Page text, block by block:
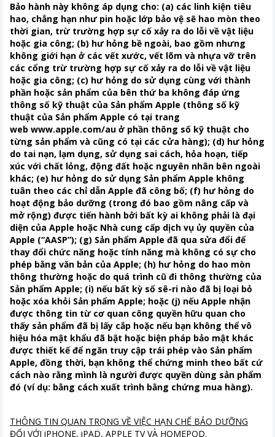
Bảo hành này không áp dụng cho: (a) các linh kiện tiêu
hao, chẳng hạn như pin hoặc lớp bảo vệ sẽ hao mòn theo
thời gian, trừ trường hợp sự cố xảy ra do lỗi về vật liệu
hoặc gia công; (b) hư hỏng bề ngoài, bao gồm nhưng
không giới hạn ở các vết xước, vết lõm và nhựa vỡ trên
các cổng trừ trường hợp sự cố xảy ra do lỗi về vật liệu
hoặc gia công; (c) hư hỏng do sử dụng cùng với thành
phần hoặc sản phẩm của bên thứ ba không đáp ứng
thông số kỹ thuật của Sản phẩm Apple (thông số kỹ
thuật của Sản phẩm Apple có tại trang
web www.apple.com/au ở phần thông số kỹ thuật cho
từng sản phẩm và cũng có tại các cửa hàng); (d) hư hỏng
do tai nạn, lạm dụng, sử dụng sai cách, hỏa hoạn, tiếp
xúc với chất lỏng, động đất hoặc nguyên nhân bên ngoài
khác; (e) hư hỏng do sử dụng Sản phẩm Apple không
tuân theo các chỉ dẫn Apple đã công bố; (f) hư hỏng do
hoạt động bảo dưỡng (trong đó bao gồm nâng cấp và
mở rộng) được tiến hành bởi bất kỳ ai không phải là đại
diện của Apple hoặc Nhà cung cấp dịch vụ ủy quyền của
Apple (“AASP”); (g) Sản phẩm Apple đã qua sửa đổi để
thay đổi chức năng hoặc tính năng mà không có sự cho
phép bằng văn bản của Apple; (h) hư hỏng do hao mòn
thông thường hoặc do quá trình cũ đi thông thường của
Sản phẩm Apple; (i) nếu bất kỳ số sê-ri nào đã bị loại bỏ
hoặc xóa khỏi Sản phẩm Apple; hoặc (j) nếu Apple nhận
được thông tin từ cơ quan công quyền hữu quan cho
thấy sản phẩm đã bị lấy cắp hoặc nếu bạn không thể vô
hiệu hóa mật khẩu đã bật hoặc biện pháp bảo mật khác
được thiết kế để ngăn truy cập trái phép vào Sản phẩm
Apple, đồng thời, bạn không thể chứng minh theo bất cứ
cách nào rằng mình là người được quyền dùng sản phẩm
đó (ví dụ: bằng cách xuất trình bằng chứng mua hàng).
THÔNG TIN QUAN TRỌNG VỀ VIỆC HẠN CHẾ BẢO DƯỠNG
ĐỐI VỚI iPHONE, iPAD, APPLE TV VÀ HOMEPOD.